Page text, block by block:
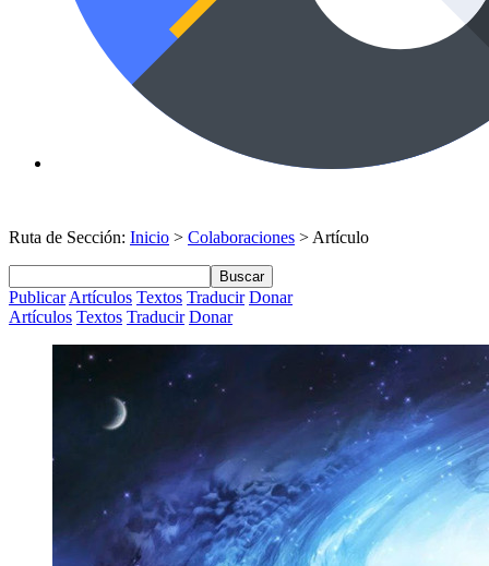
Ruta de Sección: Inicio > Colaboraciones > Artículo
Buscar
Publicar Artículos Textos Traducir Donar
Artículos Textos Traducir Donar